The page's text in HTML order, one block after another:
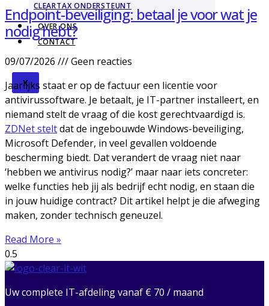
CLEARTAX ONDERSTEUNT
OVER ONS
CONTACT
X
Endpoint-beveiliging: betaal je voor wat je
nodig hebt?
09/07/2026
Geen reacties
Jaarlijks staat er op de factuur een licentie voor
antivirussoftware. Je betaalt, je IT-partner installeert, en
niemand stelt de vraag of die kost gerechtvaardigd is.
ZDNet steltdat de ingebouwde Windows-beveiliging,
Microsoft Defender, in veel gevallen voldoende
bescherming biedt. Dat verandert de vraag niet naar
‘hebben we antivirus nodig?’ maar naar iets concreter:
welke functies heb jij als bedrijf echt nodig, en staan die
in jouw huidige contract? Dit artikel helpt je die afweging
maken, zonder technisch geneuzel.
Read More »
Uw complete IT-afdeling vanaf € 70 / maand